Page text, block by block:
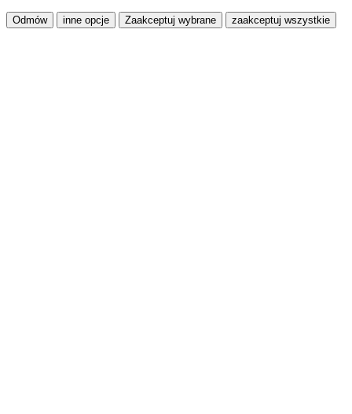
Odmów inne opcje Zaakceptuj wybrane zaakceptuj wszystkie